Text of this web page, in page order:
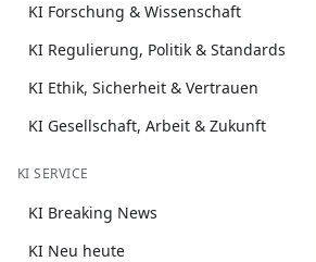
KI Forschung & Wissenschaft
KI Regulierung, Politik & Standards
KI Ethik, Sicherheit & Vertrauen
KI Gesellschaft, Arbeit & Zukunft
KI SERVICE
KI Breaking News
KI Neu heute